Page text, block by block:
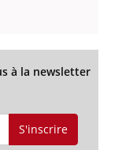
à la newsletter
S'inscrire